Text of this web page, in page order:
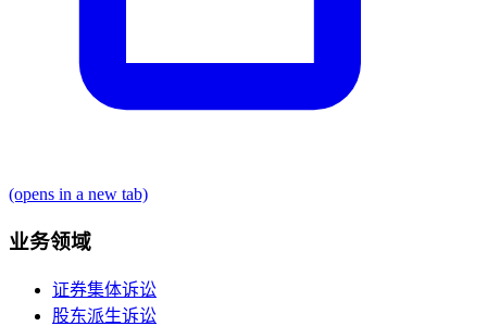
(opens in a new tab)
业务领域
证券集体诉讼
股东派生诉讼